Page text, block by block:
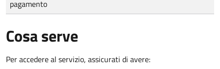
pagamento
Cosa serve
Per accedere al servizio, assicurati di avere: